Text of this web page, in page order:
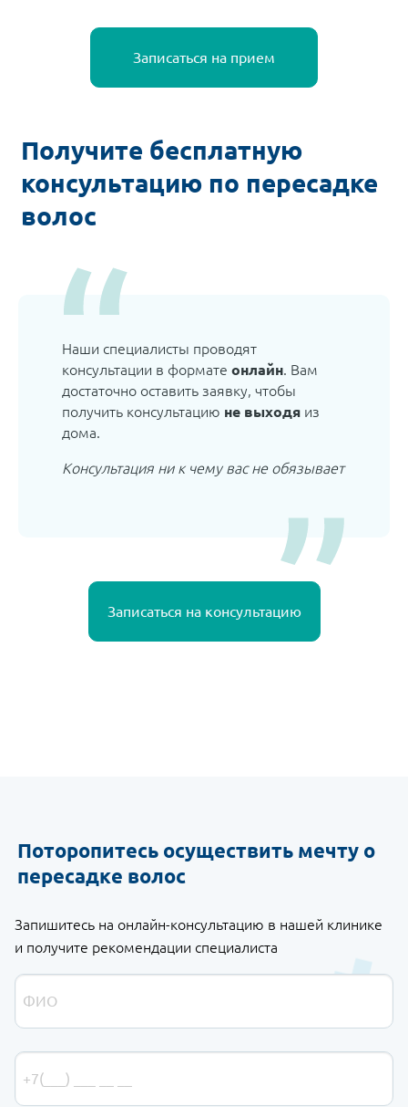
Записаться на прием
Получите бесплатную
консультацию по пересадке
волос
Наши специалисты проводят
консультации в формате онлайн . Вам
достаточно оставить заявку, чтобы
получить консультацию не выходя из
дома.
Консультация ни к чему вас не обязывает
Записаться на консультацию
Поторопитесь осуществить мечту о
пересадке волос
Запишитесь на онлайн-консультацию в нашей клинике
и получите рекомендации специалиста